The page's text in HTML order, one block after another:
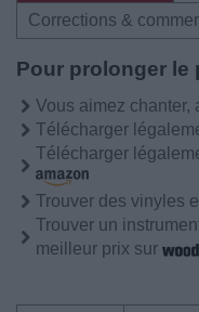
Corrections &
Pour prolonger le
Vous aimez chanter,
Télécharger
Télécharger
Trouver des vinyles
Trouver un
meilleur prix sur